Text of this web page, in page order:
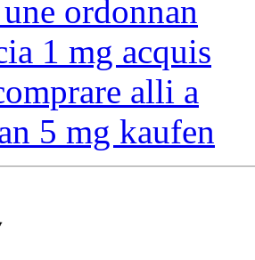
ordonnan
1 mg acquis
alli a
5 mg kaufen